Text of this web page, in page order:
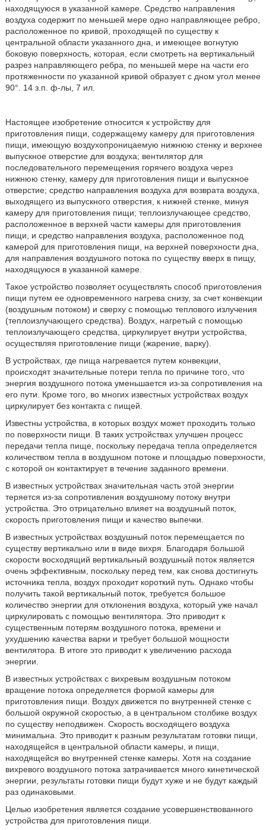
находящуюся в указанной камере. Средство направления
воздуха содержит по меньшей мере одно направляющее ребро,
расположенное по кривой, проходящей по существу к
центральной области указанного дна, и имеющее вогнутую
боковую поверхность, которая, если смотреть на вертикальный
разрез направляющего ребра, по меньшей мере на части его
протяженности по указанной кривой образует с дном угол менее
90°. 14 з.п. ф-лы, 7 ил.
Настоящее изобретение относится к устройству для
приготовления пищи, содержащему камеру для приготовления
пищи, имеющую воздухопроницаемую нижнюю стенку и верхнее
выпускное отверстие для воздуха; вентилятор для
последовательного перемещения горячего воздуха через
нижнюю стенку, камеру для приготовления пищи и выпускное
отверстие; средство направления воздуха для возврата воздуха,
выходящего из выпускного отверстия, к нижней стенке, минуя
камеру для приготовления пищи; теплоизлучающее средство,
расположенное в верхней части камеры для приготовления
пищи, и средство направления воздуха, расположенное под
камерой для приготовления пищи, на верхней поверхности дна,
для направления воздушного потока по существу вверх в пищу,
находящуюся в указанной камере.
Такое устройство позволяет осуществлять способ приготовления
пищи путем ее одновременного нагрева снизу, за счет конвекции
(воздушным потоком) и сверху с помощью теплового излучения
(теплоизлучающего средства). Воздух, нагретый с помощью
теплоизлучающего средства, циркулирует внутри устройства,
осуществляя приготовление пищи (жарение, варку).
В устройствах, где пища нагревается путем конвекции,
происходят значительные потери тепла по причине того, что
энергия воздушного потока уменьшается из-за сопротивления на
его пути. Кроме того, во многих известных устройствах воздух
циркулирует без контакта с пищей.
Известны устройства, в которых воздух может проходить только
по поверхности пищи. В таких устройствах улучшен процесс
передачи тепла пище, поскольку передача тепла определяется
количеством тепла в воздушном потоке и площадью поверхности,
с которой он контактирует в течение заданного времени.
В известных устройствах значительная часть этой энергии
теряется из-за сопротивления воздушному потоку внутри
устройства. Это отрицательно влияет на воздушный поток,
скорость приготовления пищи и качество выпечки.
В известных устройствах воздушный поток перемещается по
существу вертикально или в виде вихря. Благодаря большой
скорости восходящий вертикальный воздушный поток является
очень эффективным, поскольку перед тем, как снова достигнуть
источника тепла, воздух проходит короткий путь. Однако чтобы
получить такой вертикальный поток, требуется большое
количество энергии для отклонения воздуха, который уже начал
циркулировать с помощью вентилятора. Это приводит к
существенным потерям воздушного потока, времени и
ухудшению качества варки и требует большой мощности
вентилятора. В итоге это приводит к увеличению расхода
энергии.
В известных устройствах с вихревым воздушным потоком
вращение потока определяется формой камеры для
приготовления пищи. Воздух движется по внутренней стенке с
большой окружной скоростью, а в центральном столбике воздух
по существу неподвижен. Скорость восходящего воздуха
минимальна. Это приводит к разным результатам готовки пищи,
находящейся в центральной области камеры, и пищи,
находящейся во внутренней стенке камеры. Хотя на создание
вихревого воздушного потока затрачивается много кинетической
энергии, результаты готовки пищи будут хуже и не будут каждый
раз одинаковыми.
Целью изобретения является создание усовершенствованного
устройства для приготовления пищи.